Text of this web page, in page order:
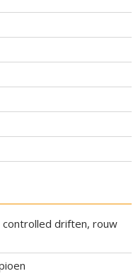
controlled driften, rouw